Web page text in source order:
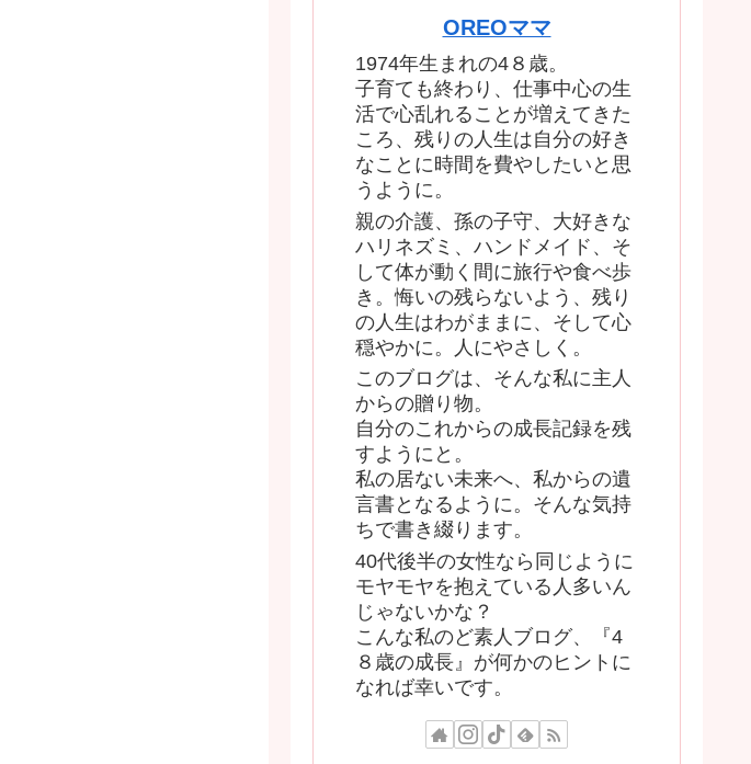
OREOママ
1974年生まれの4８歳。
子育ても終わり、仕事中心の生
活で心乱れることが増えてきた
ころ、残りの人生は自分の好き
なことに時間を費やしたいと思
うように。
親の介護、孫の子守、大好きな
ハリネズミ、ハンドメイド、そ
して体が動く間に旅行や食べ歩
き。悔いの残らないよう、残り
の人生はわがままに、そして心
穏やかに。人にやさしく。
このブログは、そんな私に主人
からの贈り物。
自分のこれからの成長記録を残
すようにと。
私の居ない未来へ、私からの遺
言書となるように。そんな気持
ちで書き綴ります。
40代後半の女性なら同じように
モヤモヤを抱えている人多いん
じゃないかな？
こんな私のど素人ブログ、『4
８歳の成長』が何かのヒントに
なれば幸いです。